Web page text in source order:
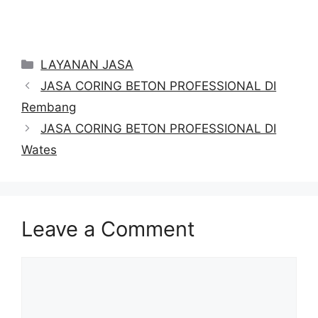
Categories
LAYANAN JASA
JASA CORING BETON PROFESSIONAL DI
Rembang
JASA CORING BETON PROFESSIONAL DI
Wates
Leave a Comment